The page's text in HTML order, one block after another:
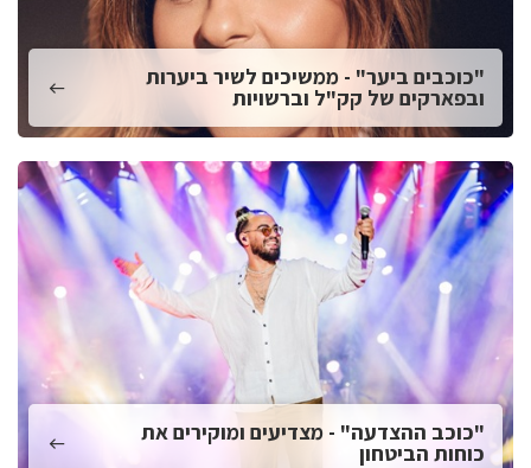
"כוכבים ביער" - ממשיכים לשיר ביערות
ובפארקים של קק"ל וברשויות
"כוכב ההצדעה" - מצדיעים ומוקירים את
כוחות הביטחון